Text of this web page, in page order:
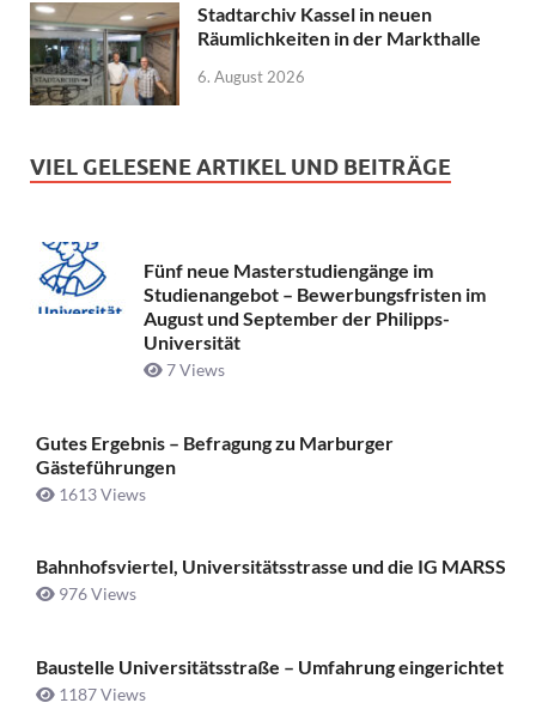
Stadtarchiv Kassel in neuen
Räumlichkeiten in der Markthalle
6. August 2026
VIEL GELESENE ARTIKEL UND BEITRÄGE
Fünf neue Masterstudiengänge im
Studienangebot – Bewerbungsfristen im
August und September der Philipps-
Universität
7 Views
Gutes Ergebnis – Befragung zu Marburger
Gästeführungen
1613 Views
Bahnhofsviertel, Universitätsstrasse und die IG MARSS
976 Views
Baustelle Universitätsstraße ­– Umfahrung eingerichtet
1187 Views